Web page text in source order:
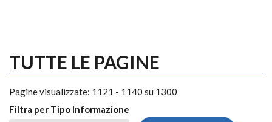
TUTTE LE PAGINE
Pagine visualizzate: 1121 - 1140 su 1300
Filtra per Tipo Informazione